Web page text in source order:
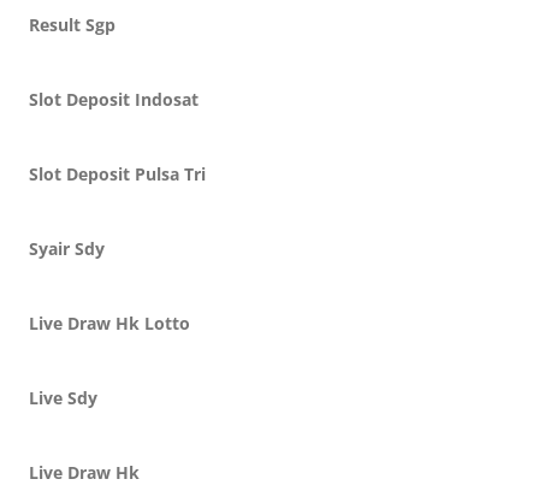
Result Sgp
Slot Deposit Indosat
Slot Deposit Pulsa Tri
Syair Sdy
Live Draw Hk Lotto
Live Sdy
Live Draw Hk